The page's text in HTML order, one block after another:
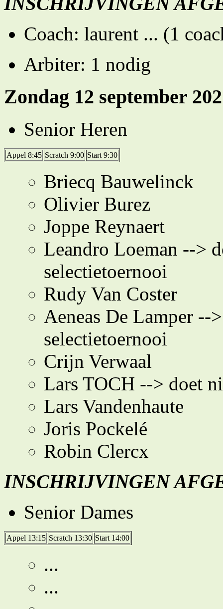
Coach: laurent ... (1
Arbiter: 1 nodig
Zondag 12 september
Senior Heren
Appel 8:45 Scratch 9:00 Start 9:30
Briecq Bauwelinck
Olivier Burez
Joppe Reynaert
Leandro Loeman -->
selectietoernooi
Rudy Van Coster
Aeneas De Lamper --
selectietoernooi
Crijn Verwaal
Lars TOCH --> doet
Lars Vandenhaute
Joris Pockelé
Robin Clercx
INSCHRIJVINGEN
Senior Dames
Appel 13:15 Scratch 13:30 Start 14:00
...
...